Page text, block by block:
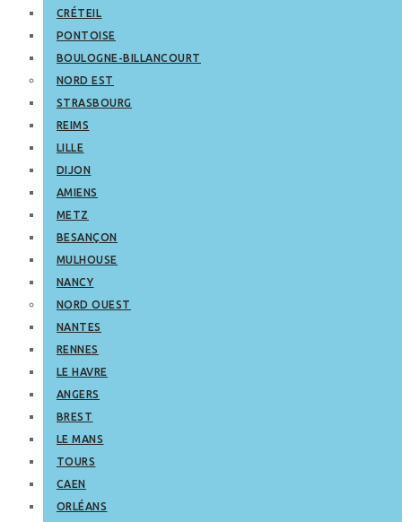
CRÉTEIL
PONTOISE
BOULOGNE-BILLANCOURT
NORD EST
STRASBOURG
REIMS
LILLE
DIJON
AMIENS
METZ
BESANÇON
MULHOUSE
NANCY
NORD OUEST
NANTES
RENNES
LE HAVRE
ANGERS
BREST
LE MANS
TOURS
CAEN
ORLÉANS